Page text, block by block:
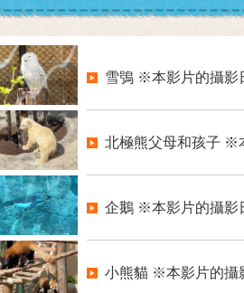
雪鴞 ※本影片的攝影
北極熊父母和孩子 ※
企鵝 ※本影片的攝影
小熊貓 ※本影片的攝